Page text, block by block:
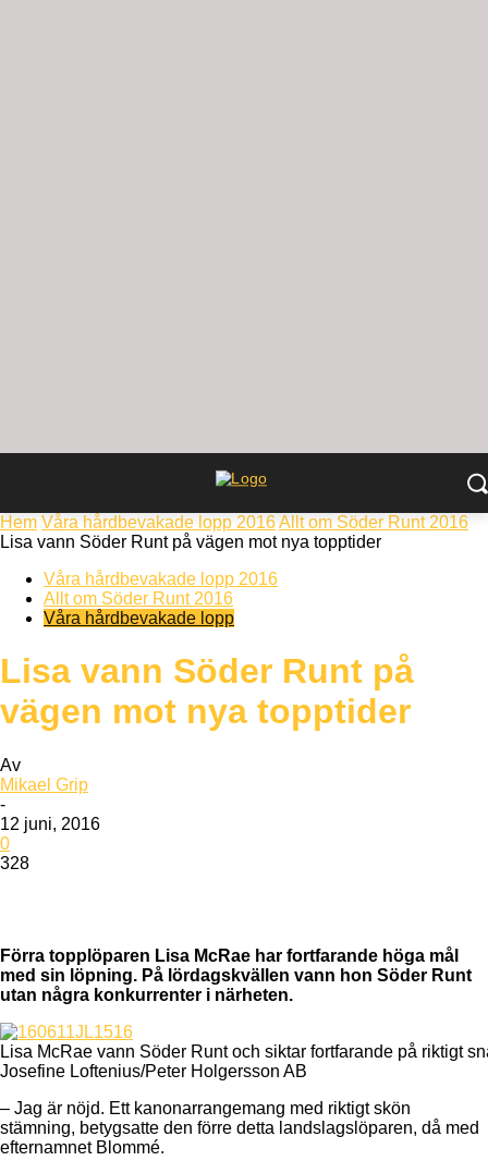
Hem Våra hårdbevakade lopp 2016Allt om Söder Runt 2016
Lisa vann Söder Runt på vägen mot nya topptider
Våra hårdbevakade lopp 2016
Allt om Söder Runt 2016
Våra hårdbevakade lopp
Lisa vann Söder Runt på
vägen mot nya topptider
Av
Mikael Grip
-
12 juni, 2016
0
328
Förra topplöparen Lisa McRae har fortfarande höga mål
med sin löpning. På lördagskvällen vann hon Söder Runt
utan några konkurrenter i närheten.
Lisa McRae vann Söder Runt och siktar fortfarande på riktigt
Josefine Loftenius/Peter Holgersson AB
– Jag är nöjd. Ett kanonarrangemang med riktigt skön
stämning, betygsatte den förre detta landslagslöparen, då med
efternamnet Blommé.